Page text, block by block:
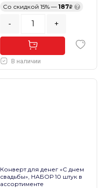
Со скидкой 15% — 187 ?
- +
В наличии
Конверт для денег «С днем
свадьбы», НАБОР 10 штук в
ассортименте